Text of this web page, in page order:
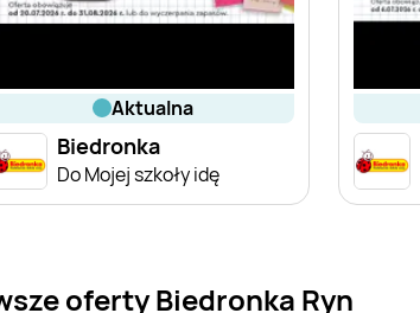
aktualna
Biedronka
Do Mojej szkoły idę
oferty Biedronka Ryn